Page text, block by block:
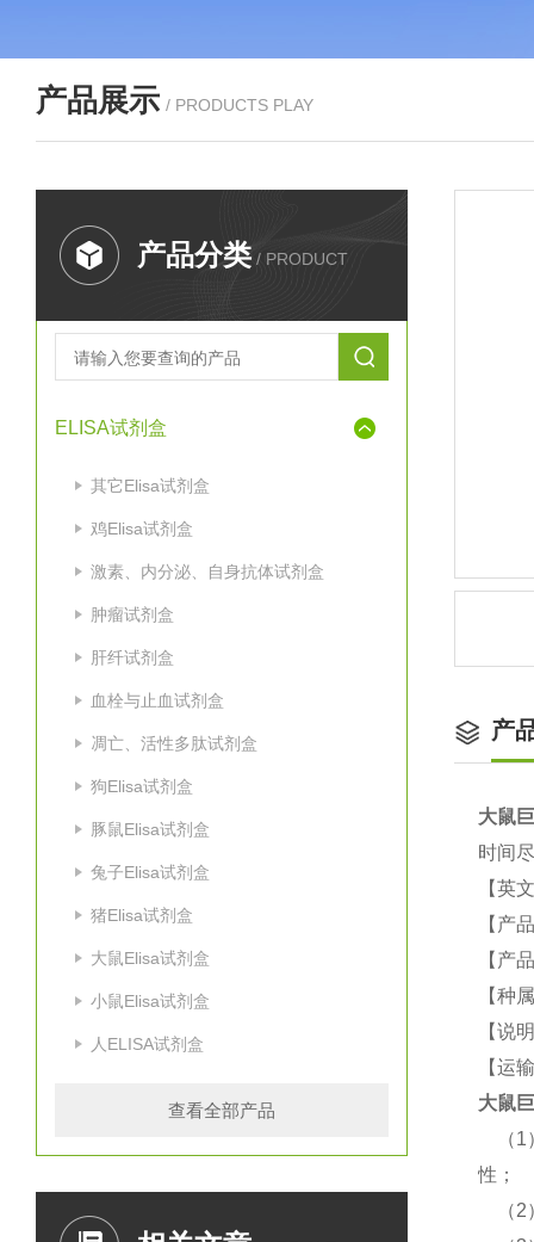
产品展示 / PRODUCTS PLAY
产品分类 / PRODUCT
ELISA试剂盒
其它Elisa试剂盒
鸡Elisa试剂盒
激素、内分泌、自身抗体试剂盒
肿瘤试剂盒
肝纤试剂盒
血栓与止血试剂盒
凋亡、活性多肽试剂盒
狗Elisa试剂盒
豚鼠Elisa试剂盒
兔子Elisa试剂盒
猪Elisa试剂盒
大鼠Elisa试剂盒
小鼠Elisa试剂盒
人ELISA试剂盒
查看全部产品
产
大鼠
时间
【英
【产
【产
【种
【说
【运
大鼠
（1
性；
（2